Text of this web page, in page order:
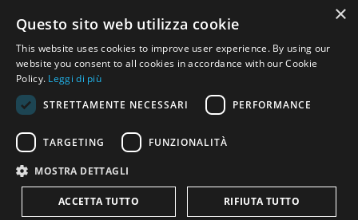
×
Questo sito web utilizza cookie
This website uses cookies to improve user experience. By using our
website you consent to all cookies in accordance with our Cookie
Policy. Leggi di più
STRETTAMENTE NECESSARI
PERFORMANCE
TARGETING FUNZIONALITÀ
MOSTRA DETTAGLI
ACCETTA TUTTO RIFIUTA TUTTO